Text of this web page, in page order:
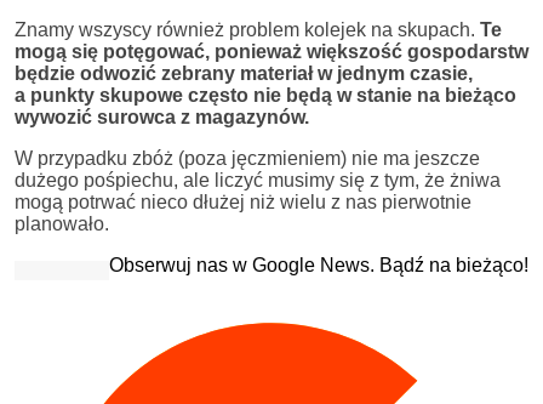
Znamy wszyscy również problem kolejek na skupach. Te
mogą się potęgować, ponieważ większość gospodarstw
będzie odwozić zebrany materiał w jednym czasie,
a punkty skupowe często nie będą w stanie na bieżąco
wywozić surowca z magazynów.
W przypadku zbóż (poza jęczmieniem) nie ma jeszcze
dużego pośpiechu, ale liczyć musimy się z tym, że żniwa
mogą potrwać nieco dłużej niż wielu z nas pierwotnie
planowało.
Obserwuj nas w Google News. Bądź na bieżąco!